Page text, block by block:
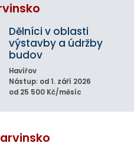
Dělníci v oblasti
výstavby a údržby
budov
Havířov
Nástup: od 1. září 2026
od 25 500 Kč/měsíc